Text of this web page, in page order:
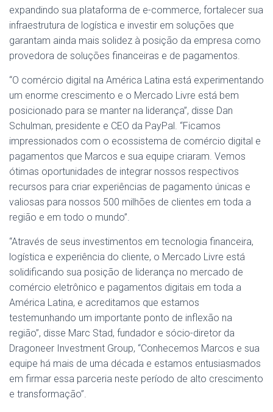
expandindo sua plataforma de e-commerce, fortalecer sua
infraestrutura de logística e investir em soluções que
garantam ainda mais solidez à posição da empresa como
provedora de soluções financeiras e de pagamentos.
“O comércio digital na América Latina está experimentando
um enorme crescimento e o Mercado Livre está bem
posicionado para se manter na liderança”, disse Dan
Schulman, presidente e CEO da PayPal. “Ficamos
impressionados com o ecossistema de comércio digital e
pagamentos que Marcos e sua equipe criaram. Vemos
ótimas oportunidades de integrar nossos respectivos
recursos para criar experiências de pagamento únicas e
valiosas para nossos 500 milhões de clientes em toda a
região e em todo o mundo”.
“Através de seus investimentos em tecnologia financeira,
logística e experiência do cliente, o Mercado Livre está
solidificando sua posição de liderança no mercado de
comércio eletrônico e pagamentos digitais em toda a
América Latina, e acreditamos que estamos
testemunhando um importante ponto de inflexão na
região”, disse Marc Stad, fundador e sócio-diretor da
Dragoneer Investment Group, “Conhecemos Marcos e sua
equipe há mais de uma década e estamos entusiasmados
em firmar essa parceria neste período de alto crescimento
e transformação”.